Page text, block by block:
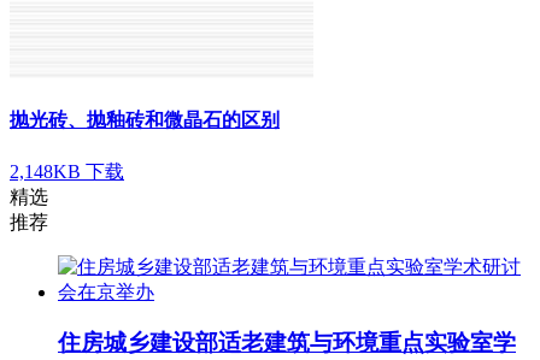
抛光砖、抛釉砖和微晶石的区别
2,148KB 下载
精选
推荐
住房城乡建设部适老建筑与环境重点实验室学